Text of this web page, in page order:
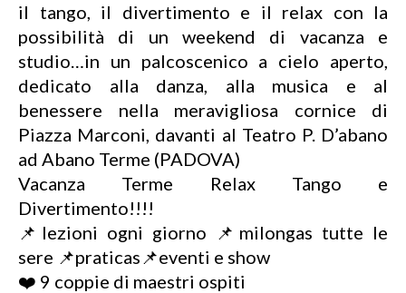
il tango, il divertimento e il relax con la
possibilità di un weekend di vacanza e
studio…in un palcoscenico a cielo aperto,
dedicato alla danza, alla musica e al
benessere nella meravigliosa cornice di
Piazza Marconi, davanti al Teatro P. D’abano
ad Abano Terme (PADOVA)
Vacanza Terme Relax Tango e
Divertimento!!!!
📌lezioni ogni giorno 📌milongas tutte le
sere 📌praticas📌eventi e show
❤️ 9 coppie di maestri ospiti